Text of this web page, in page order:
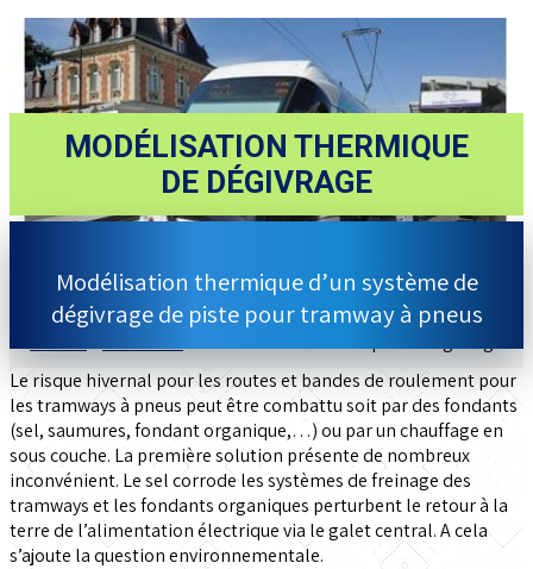
MODÉLISATION THERMIQUE
DE DÉGIVRAGE
Modélisation thermique d’un système de
dégivrage de piste pour tramway à pneus
Le risque hivernal pour les routes et bandes de roulement pour
les tramways à pneus peut être combattu soit par des fondants
(sel, saumures, fondant organique,…) ou par un chauffage en
sous couche. La première solution présente de nombreux
inconvénient. Le sel corrode les systèmes de freinage des
tramways et les fondants organiques perturbent le retour à la
terre de l’alimentation électrique via le galet central. A cela
s’ajoute la question environnementale.